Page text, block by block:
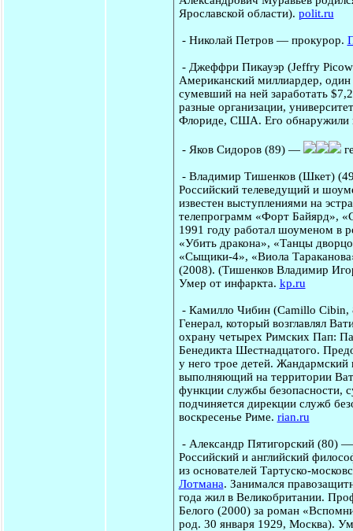
Ярославской области). polit.ru
- Николай Петров — прокурор.
- Джеффри Пикауэр (Jeffry
Американский миллиардер,
сумевший на ней заработать
разные организации,
Флориде, США. Его обнаружили
- Яков Сидоров (89) —
- Владимир Тишенков (Шкет)
Российский телеведущий и
известен выступлениями на
телепрограмм «Форт Байярд»,
1991 году работал шоуменом в
«Убить дракона», «Танцы
«Сыщики-4», «Виола
(2008). (Тишенков Владимир
Умер от инфаркта. kp.ru
- Камилло Чибин (Camillo Cibin,
Генерал, который возглавлял
охрану четырех Римских Пап:
Бенедикта Шестнадцатого.
у него трое детей. Жандармский
выполняющий на территории
функции службы безопасности,
подчиняется дирекции служб
воскресенье Риме. rian.ru
- Александр Пятигорский (80) —
Российский и английский
из основателей Тартуско-
Лотмана. Занимался
года жил в Великобритании.
Белого (2000) за роман
род. 30 января 1929, Москва).